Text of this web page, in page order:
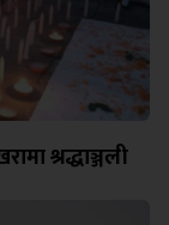
श्रद्धाञ्जली